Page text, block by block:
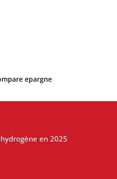
epargne
en 2025